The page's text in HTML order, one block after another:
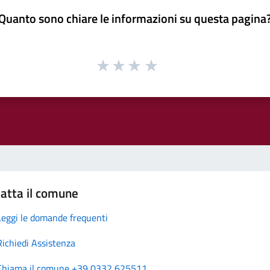
sono chiare le informazioni su questa
il comune
le domande frequenti
Assistenza